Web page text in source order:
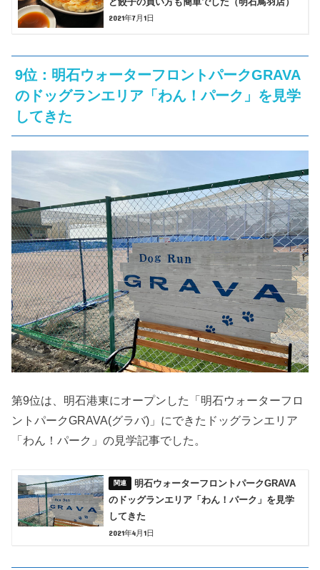
2021年7月1日
9位：明石ウォーターフロントパークGRAVA
のドッグランエリア「わん！パーク」を見学
してきた
第9位は、明石港東にオープンした「明石ウォーターフロ
ントパークGRAVA(グラバ)」にできたドッグランエリア
「わん！パーク」の見学記事でした。
明石ウォーターフロントパークGRAVA
のドッグランエリア「わん！パーク」を見学
してきた
2021年4月1日